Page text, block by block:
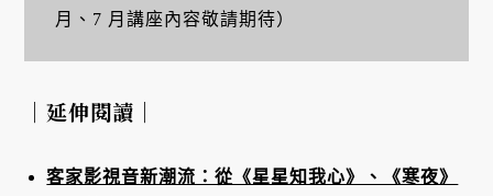
月、7 月講座內容敬請期待）
｜延伸閱讀｜
客家影視音新潮流：從《星星知我心》、《寒夜》